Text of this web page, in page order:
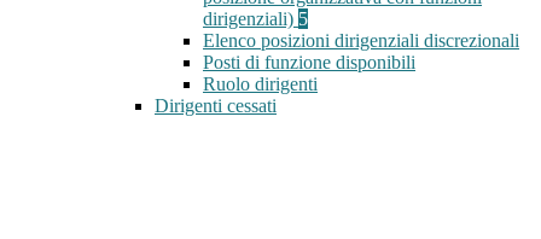
dirigenziali) 5
Elenco posizioni dirigenziali discrezionali
Posti di funzione disponibili
Ruolo dirigenti
Dirigenti cessati